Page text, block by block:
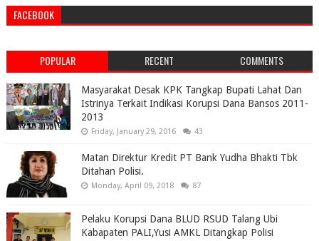
FACEBOOK
POPULAR RECENT COMMENTS
Masyarakat Desak KPK Tangkap Bupati Lahat Dan
Istrinya Terkait Indikasi Korupsi Dana Bansos 2011-
2013
Friday, January 29, 2016 43
Matan Direktur Kredit PT Bank Yudha Bhakti Tbk
Ditahan Polisi.
Monday, April 09, 2018 87
Pelaku Korupsi Dana BLUD RSUD Talang Ubi
Kabapaten PALI,Yusi AMKL Ditangkap Polisi